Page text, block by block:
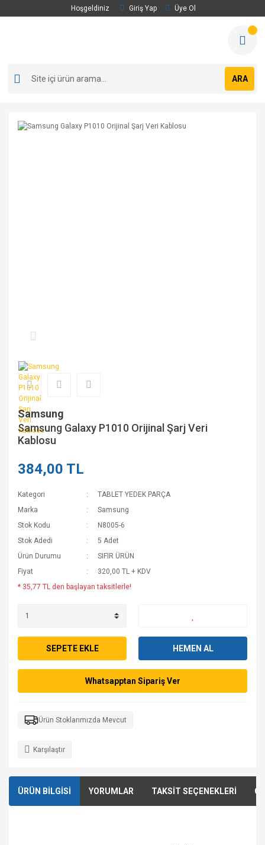
Hoşgeldiniz Giriş Yap Üye Ol
ARA
Samsung
Samsung Galaxy P1010 Orijinal Şarj Veri
Kablosu
384,00 TL
Kategori
TABLET YEDEK PARÇA
Marka
Samsung
Stok Kodu
N8005-6
Stok Adedi
5 Adet
Ürün Durumu
SIFIR ÜRÜN
Fiyat
320,00 TL + KDV
* 35,77 TL den başlayan taksitlerle!
SEPETE EKLE HEMEN AL
Whatsapptan Sipariş Ver
Ürün Stoklarımızda Mevcut
Karşılaştır
ÜRÜN BİLGİSİ YORUMLAR TAKSİT SEÇENEKLERİ